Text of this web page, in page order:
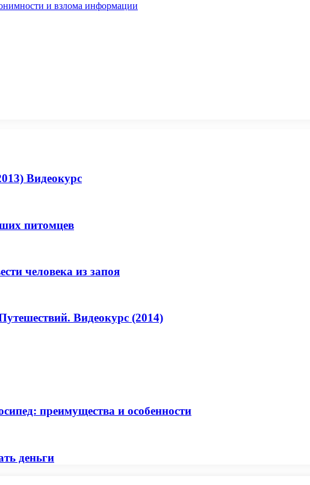
и взлома информации
Видеокурс
питомцев
человека из запоя
Видеокурс (2014)
преимущества и особенности
деньги